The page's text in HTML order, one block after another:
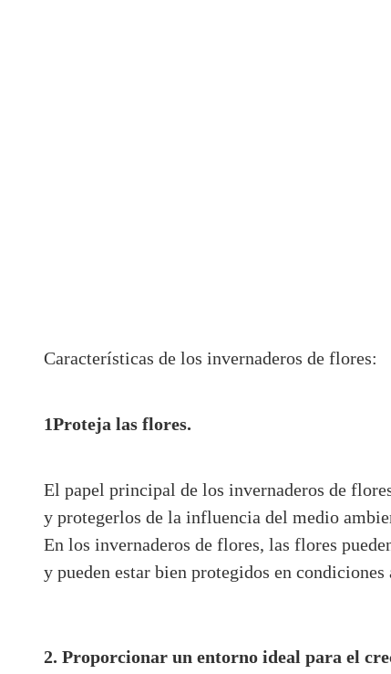
Características de los invernaderos de flores:
1Proteja las flores.
El papel principal de los invernaderos de
y protegerlos de la influencia del medio
En los invernaderos de flores, las flores
y pueden estar bien protegidos en
2. Proporcionar un entorno ideal para el